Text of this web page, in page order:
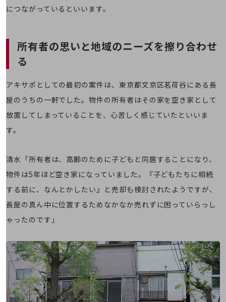
セキュリティ
業界から見つけるTOP
製造業
小売・卸売業
運輸業
建設業
地域産業
その他の業界はこちら
ゲーム感覚で見つける
ビジネスお悩み診断
相談・申し込みができるバーチャルショップ
はじめての方へ
サービス・商品を探す
新規会員登録/ログインはこちら
100回線以上のお問い合わせ・お見積りはこちら
につながっているといいます。
所有者の思いと地域のニーズを擦り合わせ
る
アキサポとしての最初の案件は、東京都文京区茗荷谷にある長
屋のうちの一軒でした。物件の所有者はその家を空き家として
放置してしまっていることを、心苦しく感じていたといいま
す。
清水「所有者は、高齢のために子どもと同居することになり、
物件は5年ほど空き家になっていました。『子どもたちに相続
する前に、なんとかしたい』と売却も検討されたようですが、
長屋の真ん中に位置するためなかなか売れずに困っていらっし
ゃったのです」